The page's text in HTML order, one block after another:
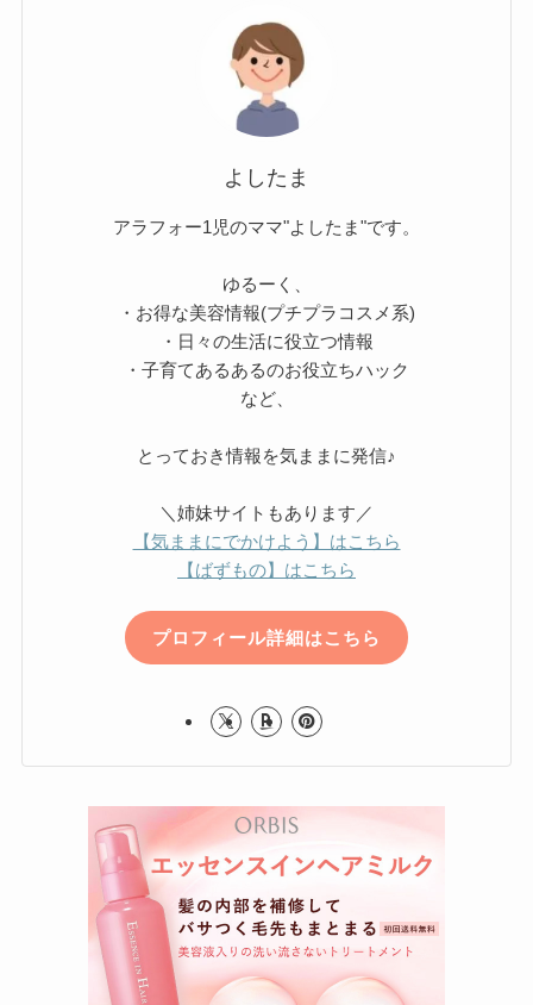
よしたま
アラフォー1児のママ"よしたま"です。
ゆるーく、
・お得な美容情報(プチプラコスメ系)
・日々の生活に役立つ情報
・子育てあるあるのお役立ちハック
など、
とっておき情報を気ままに発信♪
＼姉妹サイトもあります／
【気ままにでかけよう】はこちら
【ばずもの】はこちら
プロフィール詳細はこちら